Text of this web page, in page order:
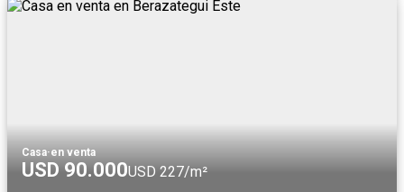
Casa·en venta
USD 90.000USD 227/m²